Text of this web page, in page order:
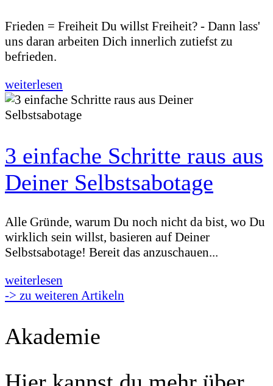
Frieden = Freiheit Du willst Freiheit? - Dann lass'
uns daran arbeiten Dich innerlich zutiefst zu
befrieden.
weiterlesen
3 einfache Schritte raus aus
Deiner Selbstsabotage
Alle Gründe, warum Du noch nicht da bist, wo Du
wirklich sein willst, basieren auf Deiner
Selbstsabotage! Bereit das anzuschauen...
weiterlesen
-> zu weiteren Artikeln
Akademie